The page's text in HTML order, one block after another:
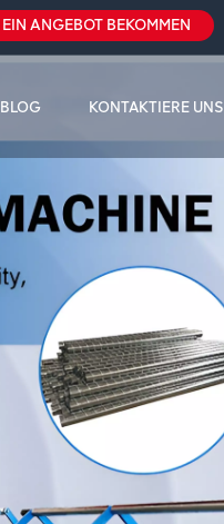
EIN ANGEBOT BEKOMMEN
BLOG KONTAKTIERE UNS